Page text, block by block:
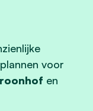
voor
en